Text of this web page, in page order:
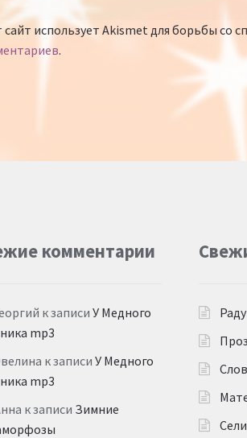
сайт использует Akismet для борьбы со
.
комментарии
к записи У Медного
mp3
к записи У Медного
mp3
к записи Зимние